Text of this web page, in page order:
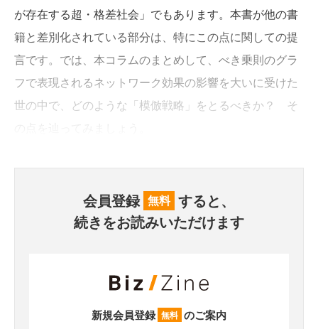
が存在する超・格差社会」でもあります。本書が他の書
籍と差別化されている部分は、特にこの点に関しての提
言です。では、本コラムのまとめして、べき乗則のグラ
フで表現されるネットワーク効果の影響を大いに受けた
世の中で、どのような「模倣戦略」をとるべきか？ そ
会員登録 無料 すると、
続きをお読みいただけます
新規会員登録 無料 のご案内